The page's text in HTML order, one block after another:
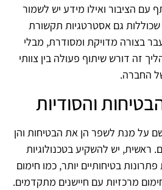
עם הציבור ואילו מידע יש לשמור
שכוללות גם אסטרטגיות תקשורת
בצורה מדויקת ומסודרת, מבלי
זה דורש שיתוף פעולה בין צוותי
החברה.
והסודיות
על מנת לשפר הן את הבטיחות והן
ראשית, יש להשקיע בטכנולוגיות
בטיחותיים יותר, כמו חימום
מרכזיות עם חיישנים מתקדמים.